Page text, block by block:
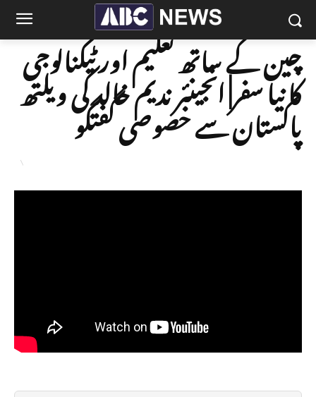
چین کے ساتھ تعلیم اور ٹیکنالوجی
کا نیا سفر| انجینئر ندیم خالد کی ویلتھ
پاکستان سے خصوصی گفتگو